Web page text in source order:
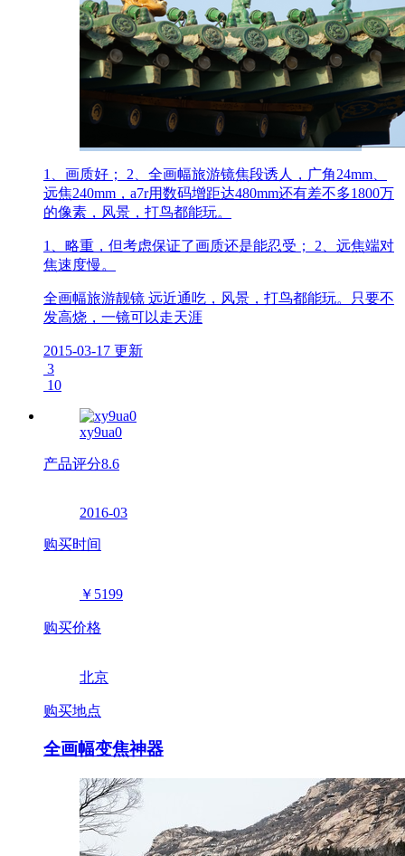
1、画质好； 2、全画幅旅游镜焦段诱人，广角24mm、
远焦240mm，a7r用数码增距达480mm还有差不多1800万
的像素，风景，打鸟都能玩。
1、略重，但考虑保证了画质还是能忍受； 2、远焦端对
焦速度慢。
全画幅旅游靓镜 远近通吃，风景，打鸟都能玩。只要不
发高烧，一镜可以走天涯
2015-03-17 更新
3
10
xy9ua0
产品评分8.6
2016-03
购买时间
￥5199
购买价格
北京
购买地点
全画幅变焦神器